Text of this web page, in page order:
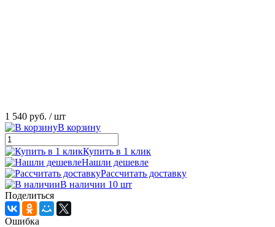
1 540 руб. / шт
В корзину
Купить в 1 клик
Нашли дешевле
Рассчитать доставку
В наличии 10 шт
Поделиться
Ошибка